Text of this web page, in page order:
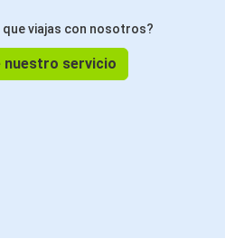
que viajas con nosotros?
nuestro servicio